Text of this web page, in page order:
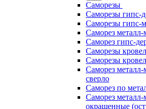
Саморезы
Саморезы гипс-
Саморезы гипс-
Саморез металл-
Саморез гипс-
Саморезы
Саморезы
Саморез
сверло
Саморез по
Саморез
окрашенные